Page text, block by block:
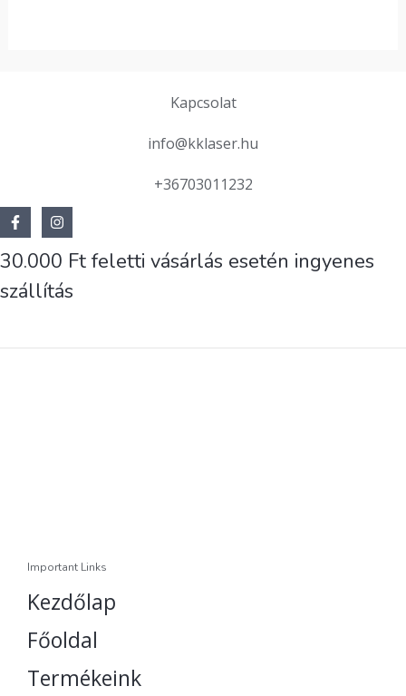
Kapcsolat
info@kklaser.hu
+36703011232
30.000 Ft feletti vásárlás esetén ingyenes
szállítás
Important Links
Kezdőlap
Főoldal
Termékeink